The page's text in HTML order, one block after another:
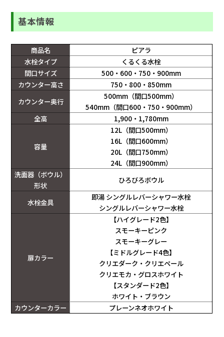
基本情報
商品名
ピアラ
水栓タイプ
くるくる水栓
間口サイズ
500・600・750・900mm
カウンター高さ
750・800・850mm
カウンター奥行
500mm（間口500mm）
540mm（間口600・750・900mm）
全高
1,900・1,780mm
容量
12L（間口500mm）
16L（間口600mm）
20L（間口750mm）
24L（間口900mm）
洗面器（ボウル）
形状
ひろびろボウル
水栓金具
即湯 シングルレバーシャワー水栓
シングルレバーシャワー水栓
扉カラー
【ハイグレード2色】
スモーキーピンク
スモーキーグレー
【ミドルグレード4色】
クリエダーク・クリエペール
クリエモカ・グロスホワイト
【スタンダード2色】
ホワイト・ブラウン
カウンターカラー
プレーンネオホワイト